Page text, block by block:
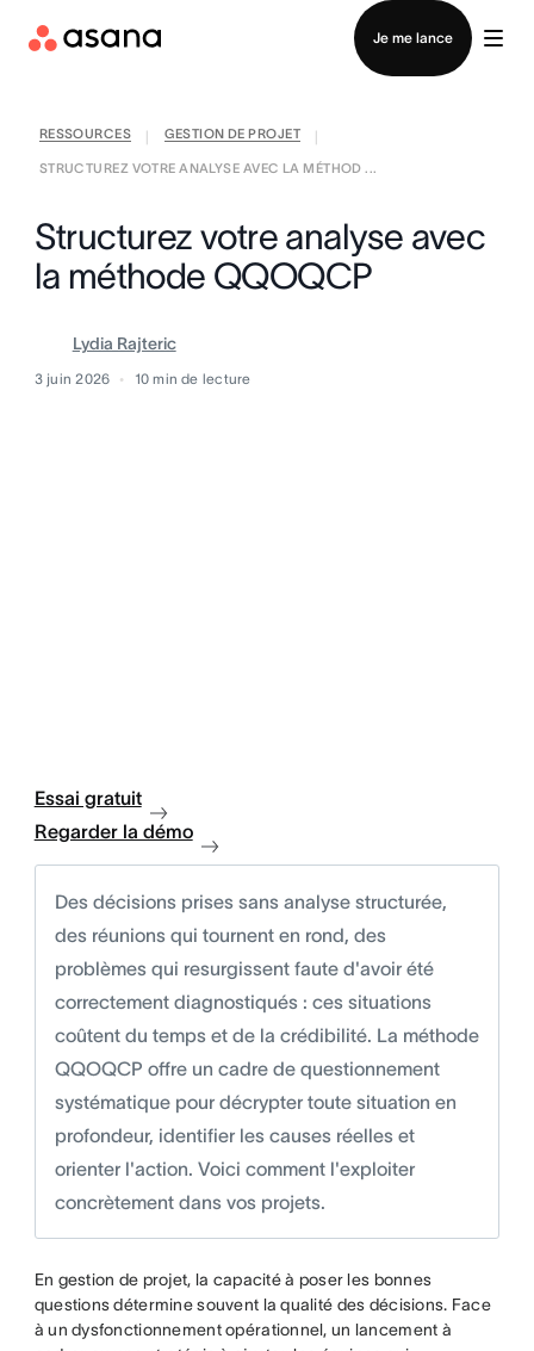
Je me lance
Contacter le service commercial
RESSOURCES GESTION DE PROJET
STRUCTUREZ VOTRE ANALYSE AVEC LA MÉTHOD ...
Structurez votre analyse avec
la méthode QQOQCP
Lydia Rajteric
3 juin 2026 10 min de lecture
Essai gratuit
Regarder la démo
Des décisions prises sans analyse structurée,
des réunions qui tournent en rond, des
problèmes qui resurgissent faute d'avoir été
correctement diagnostiqués : ces situations
coûtent du temps et de la crédibilité. La méthode
QQOQCP offre un cadre de questionnement
systématique pour décrypter toute situation en
profondeur, identifier les causes réelles et
orienter l'action. Voici comment l'exploiter
concrètement dans vos projets.
En gestion de projet, la capacité à poser les bonnes
questions détermine souvent la qualité des décisions. Face
à un dysfonctionnement opérationnel, un lancement à